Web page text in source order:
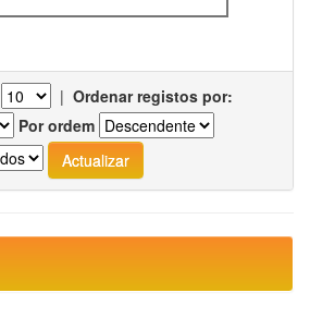
| Ordenar registos por:
Por ordem